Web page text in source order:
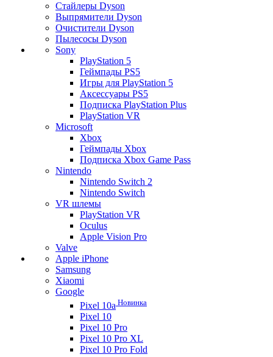
Стайлеры Dyson
Выпрямители Dyson
Очистители Dyson
Пылесосы Dyson
Sony
PlayStation 5
Геймпады PS5
Игры для PlayStation 5
Аксессуары PS5
Подписка PlayStation Plus
PlayStation VR
Microsoft
Xbox
Геймпады Xbox
Подписка Xbox Game Pass
Nintendo
Nintendo Switch 2
Nintendo Switch
VR шлемы
PlayStation VR
Oculus
Apple Vision Pro
Valve
Apple iPhone
Samsung
Xiaomi
Google
Pixel 10a Новинка
Pixel 10
Pixel 10 Pro
Pixel 10 Pro XL
Pixel 10 Pro Fold